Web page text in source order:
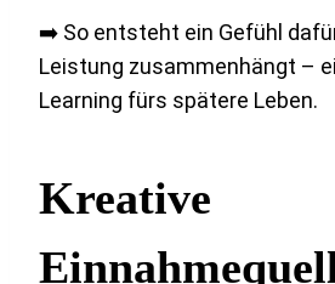
➡️ So entsteht ein Gefühl
Leistung zusammenhängt –
Learning fürs spätere Leben.
Kreative